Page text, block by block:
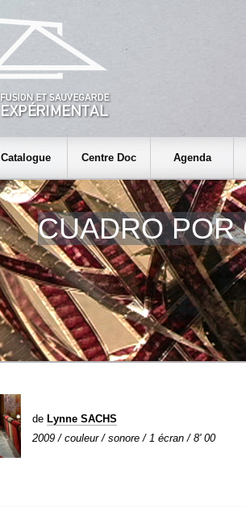
Catalogue Centre Doc Agenda
CUADRO POR
de Lynne SACHS
2009 / couleur / sonore / 1 écran / 8' 00